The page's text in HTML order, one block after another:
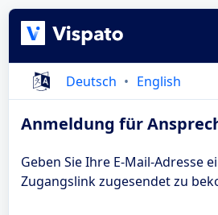
Deutsch English
Anmeldung für
Geben Sie Ihre E-Mail-Adresse
Zugangslink zugesendet zu